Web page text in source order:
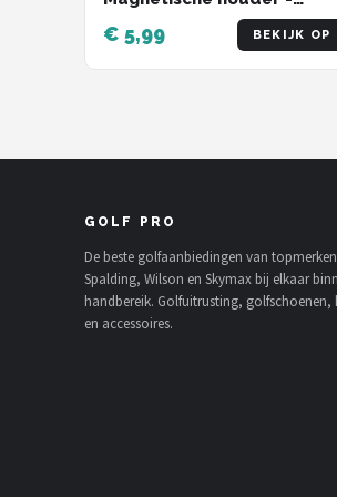
Bevestiging voor Pet -
Putterslijn - Ball marker -
Greenmarker - Bal
€ 5,99 BEKIJK OP
GOLF PRO
De beste golfaanbiedingen van
Spalding, Wilson en Skymax bij elkaar
handbereik. Golfuitrusting, golfschoenen,
en accessoires.